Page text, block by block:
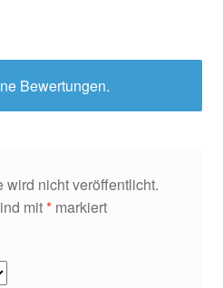
Bewertungen.
nicht veröffentlicht.
mit*markiert